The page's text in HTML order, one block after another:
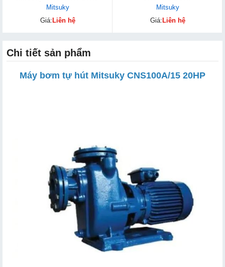
Mitsuky
Giá: Liên hệ
Mitsuky
Giá: Liên hệ
Chi tiết sản phẩm
Máy bơm tự hút Mitsuky CNS100A/15 20HP